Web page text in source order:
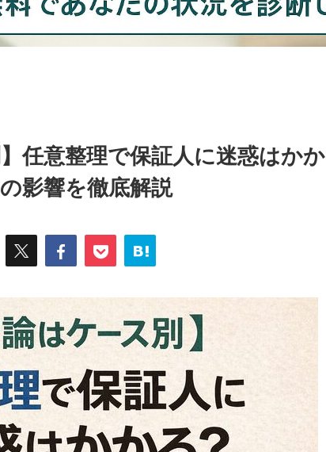
】任意整理で保証人に迷惑はかか
影響を徹底解説